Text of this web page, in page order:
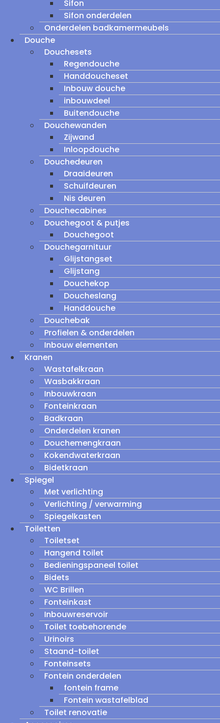
Sifon
Sifon onderdelen
Onderdelen badkamermeubels
Douche
Douchesets
Regendouche
Handdoucheset
Inbouw douche
inbouwdeel
Buitendouche
Douchewanden
Zijwand
Inloopdouche
Douchedeuren
Draaideuren
Schuifdeuren
Nis deuren
Douchecabines
Douchegoot & putjes
Douchegoot
Douchegarnituur
Glijstangset
Glijstang
Douchekop
Doucheslang
Handdouche
Douchebak
Profielen & onderdelen
Inbouw elementen
Kranen
Wastafelkraan
Wasbakkraan
Inbouwkraan
Fonteinkraan
Badkraan
Onderdelen kranen
Douchemengkraan
Kokendwaterkraan
Bidetkraan
Spiegel
Met verlichting
Verlichting / verwarming
Spiegelkasten
Toiletten
Toiletset
Hangend toilet
Bedieningspaneel toilet
Bidets
WC Brillen
Fonteinkast
Inbouwreservoir
Toilet toebehorende
Urinoirs
Staand-toilet
Fonteinsets
Fontein onderdelen
fontein frame
Fontein wastafelblad
Toilet renovatie